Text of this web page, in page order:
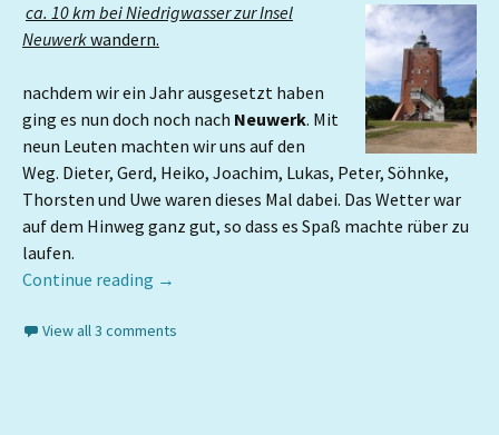
ca. 10 km bei Niedrigwasser zur Insel
Neuwerkwandern.
nachdem wir ein Jahr ausgesetzt haben
ging es nun doch noch nach Neuwerk. Mit
neun Leuten machten wir uns auf den
Weg. Dieter, Gerd, Heiko, Joachim, Lukas, Peter, Söhnke,
Thorsten und Uwe waren dieses Mal dabei. Das Wetter war
auf dem Hinweg ganz gut, so dass es Spaß machte rüber zu
laufen.
Continue reading →
View all 3 comments